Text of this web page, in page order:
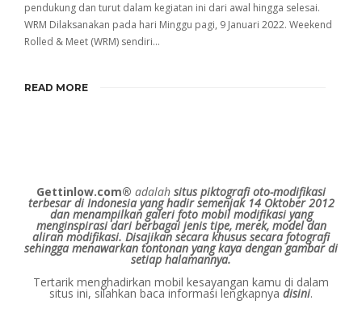
pendukung dan turut dalam kegiatan ini dari awal hingga selesai.
WRM Dilaksanakan pada hari Minggu pagi, 9 Januari 2022. Weekend
Rolled & Meet (WRM) sendiri…
READ MORE
Gettinlow.com® adalah situs piktografi oto-modifikasi
terbesar di Indonesia yang hadir semenjak 14 Oktober 2012
dan menampilkan galeri foto mobil modifikasi yang
menginspirasi dari berbagai jenis tipe, merek, model dan
aliran modifikasi. Disajikan secara khusus secara fotografi
sehingga menawarkan tontonan yang kaya dengan gambar di
setiap halamannya.
Tertarik menghadirkan mobil kesayangan kamu di dalam
situs ini, silahkan baca informasi lengkapnya disini.